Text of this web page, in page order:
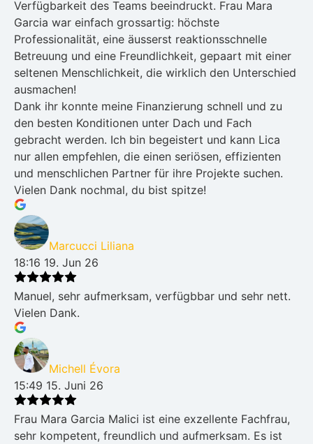
Verfügbarkeit des Teams beeindruckt. Frau Mara
Garcia war einfach grossartig: höchste
Professionalität, eine äusserst reaktionsschnelle
Betreuung und eine Freundlichkeit, gepaart mit einer
seltenen Menschlichkeit, die wirklich den Unterschied
ausmachen!
Dank ihr konnte meine Finanzierung schnell und zu
den besten Konditionen unter Dach und Fach
gebracht werden. Ich bin begeistert und kann Lica
nur allen empfehlen, die einen seriösen, effizienten
und menschlichen Partner für ihre Projekte suchen.
Vielen Dank nochmal, du bist spitze!
Marcucci Liliana
18:16 19. Jun 26
Manuel, sehr aufmerksam, verfügbbar und sehr nett.
Vielen Dank.
Michell Évora
15:49 15. Juni 26
Frau Mara Garcia Malici ist eine exzellente Fachfrau,
sehr kompetent, freundlich und aufmerksam. Es ist